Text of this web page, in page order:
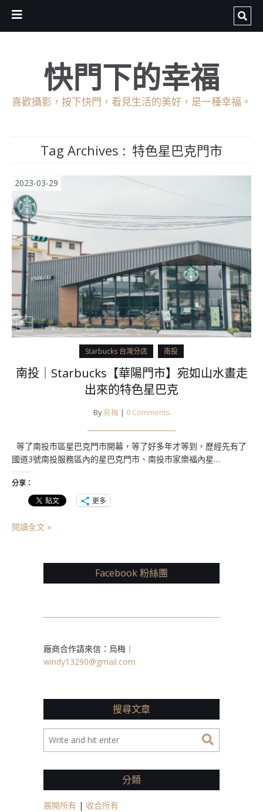
快門下的幸福
喜歡攝影，按下快門，看見生活的美好，是一種幸福。
Tag Archives : 特色星巴克門市
2023-03-29
Starbucks 台灣分店 南投
南投｜Starbucks【華陽門市】宛如山水畫走
出來的特色星巴克
By 烏梅 | 0 Comments
等了南投市區星巴克門市開幕，等了好多年才等到，歷經先有了
國道3號南投服務區內的星巴克門市、南投市家樂福內星…
分享：
更多
閱讀全文 »
Facebook 粉絲團
廠商合作請來信：烏梅｜
windy13290@gmail.com
搜尋文章
分類
展開所有 | 收合所有